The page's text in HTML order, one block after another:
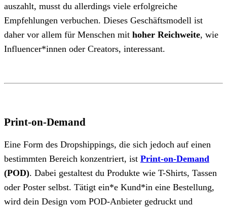
auszahlt, musst du allerdings viele erfolgreiche
Empfehlungen verbuchen. Dieses Geschäftsmodell ist
daher vor allem für Menschen mit hoher Reichweite, wie
Influencer*innen oder Creators, interessant.
Print-on-Demand
Eine Form des Dropshippings, die sich jedoch auf einen
bestimmten Bereich konzentriert, ist Print-on-Demand
(POD). Dabei gestaltest du Produkte wie T-Shirts, Tassen
oder Poster selbst. Tätigt ein*e Kund*in eine Bestellung,
wird dein Design vom POD-Anbieter gedruckt und